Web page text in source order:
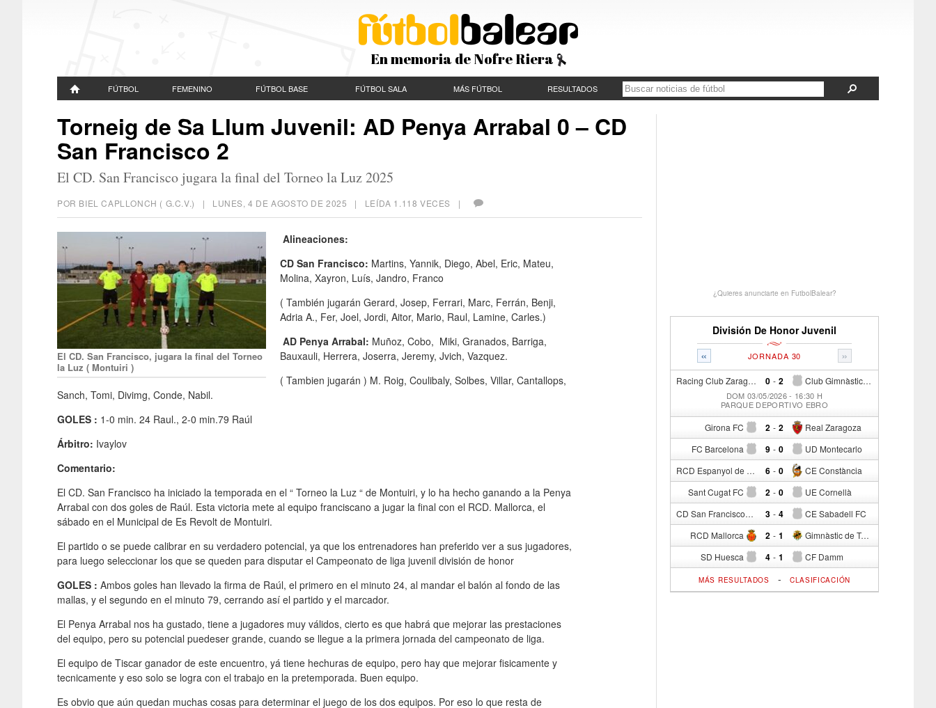
En memoria de Nofre Riera
FÚTBOL FEMENINO FÚTBOL BASE FÚTBOL SALA MÁS FÚTBOL RESULTADOS
Torneig de Sa Llum Juvenil: AD Penya Arrabal 0 – CD
San Francisco 2
El CD. San Francisco jugara la final del Torneo la Luz 2025
POR BIEL CAPLLONCH ( G.C.V.) | LUNES, 4 DE AGOSTO DE 2025 | LEÍDA 1.118 VECES |
El CD. San Francisco, jugara la final del Torneo
la Luz ( Montuiri )
Alineaciones:
CD San Francisco: Martins, Yannik, Diego, Abel, Eric, Mateu,
Molina, Xayron, Luís, Jandro, Franco
( También jugarán Gerard, Josep, Ferrari, Marc, Ferrán, Benji,
Adria A., Fer, Joel, Jordi, Aitor, Mario, Raul, Lamine, Carles.)
AD Penya Arrabal: Muñoz, Cobo, Miki, Granados, Barriga,
Bauxauli, Herrera, Joserra, Jeremy, Jvich, Vazquez.
( Tambien jugarán ) M. Roig, Coulibaly, Solbes, Villar, Cantallops,
Sanch, Tomi, Divimg, Conde, Nabil.
GOLES : 1-0 min. 24 Raul., 2-0 min.79 Raúl
Árbitro: Ivaylov
Comentario:
El CD. San Francisco ha iniciado la temporada en el “ Torneo la Luz “ de Montuiri, y lo ha hecho ganando a la Penya
Arrabal con dos goles de Raúl. Esta victoria mete al equipo franciscano a jugar la final con el RCD. Mallorca, el
sábado en el Municipal de Es Revolt de Montuiri.
El partido o se puede calibrar en su verdadero potencial, ya que los entrenadores han preferido ver a sus jugadores,
para luego seleccionar los que se queden para disputar el Campeonato de liga juvenil división de honor
GOLES : Ambos goles han llevado la firma de Raúl, el primero en el minuto 24, al mandar el balón al fondo de las
mallas, y el segundo en el minuto 79, cerrando así el partido y el marcador.
El Penya Arrabal nos ha gustado, tiene a jugadores muy válidos, cierto es que habrá que mejorar las prestaciones
del equipo, pero su potencial puedeser grande, cuando se llegue a la primera jornada del campeonato de liga.
El equipo de Tiscar ganador de este encuentro, yá tiene hechuras de equipo, pero hay que mejorar fisicamente y
tecnicamente y eso solo se logra con el trabajo en la pretemporada. Buen equipo.
Es obvio que aún quedan muchas cosas para determinar el juego de los dos equipos. Por eso lo que resta de
¿Quieres anunciarte en FutbolBalear?
División De Honor Juvenil
« »
JORNADA 30
Racing Club Zaragoza 0 - Club Gimnàstic Manresa
2
DOM 03/05/2026 - 16:30 H
PARQUE DEPORTIVO EBRO
Girona FC 2 - Real Zaragoza
2
FC Barcelona 9 - UD Montecarlo
0
RCD Espanyol de Barcelona 6 - CE Constància
0
Sant Cugat FC 2 - UE Cornellà
0
CD San Francisco 3 - CE Sabadell FC
4
RCD Mallorca 2 - Gimnàstic de Tarragona
1
SD Huesca 4 - CF Damm
1
MÁS RESULTADOS - CLASIFICACIÓN